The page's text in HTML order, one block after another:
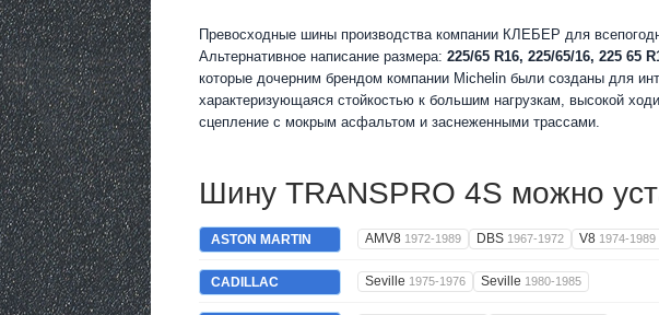
Превосходные шины производства компании КЛЕБЕР для
Альтернативное написание размера: 225/65 R16, 225/65/16, 225 65
которые дочерним брендом компании Michelin были созданы для
характеризующаяся стойкостью к большим нагрузкам, высокой
сцепление с мокрым асфальтом и заснеженными трассами.
Шину TRANSPRO 4S можно
ASTON MARTIN AMV8 1972-1989 DBS 1967-1972 V8 1974-1989
CADILLAC Seville 1975-1976 Seville 1980-1985